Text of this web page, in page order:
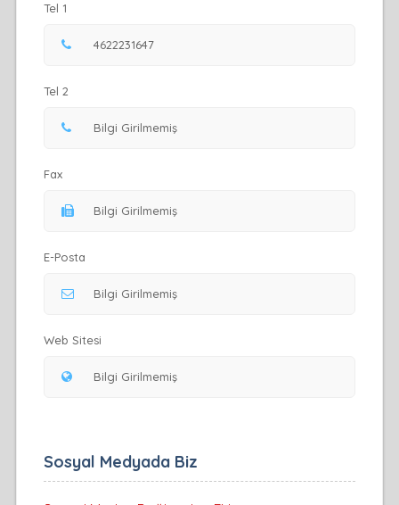
Tel 1
Tel 2
Fax
E-Posta
Web Sitesi
Sosyal Medyada Biz